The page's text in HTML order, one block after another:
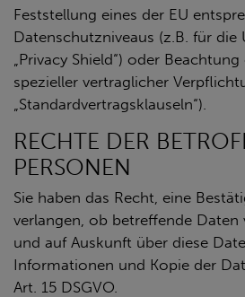
Feststellung eines der EU
Datenschutzniveaus (z.B. für die
„Privacy Shield“) oder
spezieller vertraglicher
„Standardvertragsklauseln“).
RECHTE DER
PERSONEN
Sie haben das Recht, eine
verlangen, ob betreffende Daten
und auf Auskunft über diese
Informationen und Kopie der
Art. 15 DSGVO.